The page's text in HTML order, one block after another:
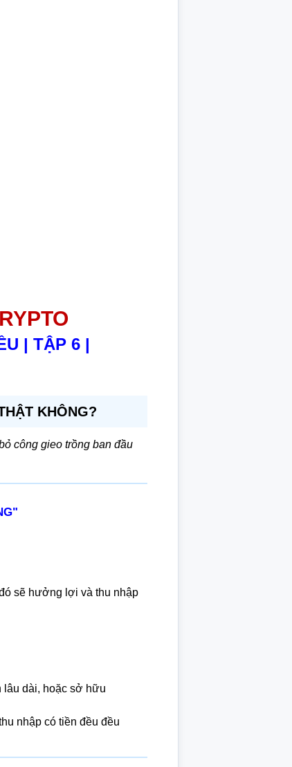
| TẬP 6 |
KHÔNG?
công gieo trồng ban đầu
sẽ hưởng lợi và thu nhập
lâu dài, hoặc sở hữu
nhập có tiền đều đều